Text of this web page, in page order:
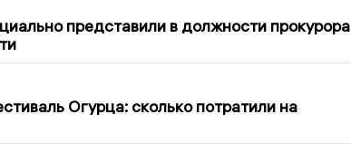
представили в должности прокурора
Огурца: сколько потратили на